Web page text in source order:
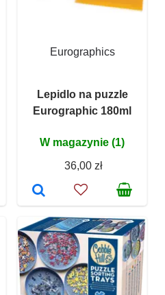
Eurographics
Lepidlo na puzzle
Eurographic 180ml
W magazynie (1)
36,00 zł